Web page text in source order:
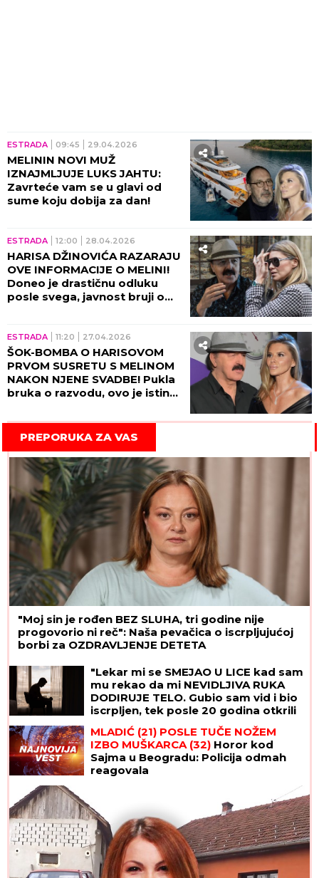
ESTRADA 09:45 29.04.2026
MELININ NOVI MUŽ
IZNAJMLJUJE LUKS JAHTU:
Zavrteće vam se u glavi od
sume koju dobija za dan!
ESTRADA 12:00 28.04.2026
HARISA DŽINOVIĆA RAZARAJU
OVE INFORMACIJE O MELINI!
Doneo je drastičnu odluku
posle svega, javnost bruji o
ESTRADA 11:20 27.04.2026
ŠOK-BOMBA O HARISOVOM
PRVOM SUSRETU S MELINOM
NAKON NJENE SVADBE! Pukla
bruka o razvodu, ovo je istina
PREPORUKA ZA VAS
"Moj sin je rođen BEZ SLUHA, tri godine nije
progovorio ni reč": Naša pevačica o iscrpljujućoj
borbi za OZDRAVLJENJE DETETA
"Lekar mi se SMEJAO U LICE kad sam
mu rekao da mi NEVIDLJIVA RUKA
DODIRUJE TELO. Gubio sam vid i bio
iscrpljen, tek posle 20 godina otkrili
su od ČEGA BOLUJEM"
MLADIĆ (21) POSLE TUČE NOŽEM
IZBO MUŠKARCA (32) Horor kod
Sajma u Beogradu: Policija odmah
reagovala